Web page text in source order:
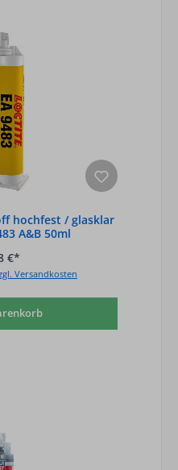
hochfest / glasklar
A&B 50ml
€*
Versandkosten